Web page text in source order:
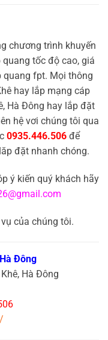
chương trình khuyến
tốc độ cao, giá
quang fpt. Mọi thông
hay lắp mạng cáp
Hà Đông hay lắp đặt
hệ vơi chúng tôi qua
0935.446.506 để
đặt nhanh chóng.
ý kiến quý khách hãy
của chúng tôi.
Đông
Hà Đông